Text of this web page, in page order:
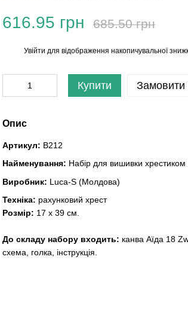
616.95 грн 685.50 грн
Увійти для відображення накопичувальної
Купити
Опис
Артикул: B212
Найменування: Набір для вишивки
Виробник: Luca-S (Молдова)
Техніка: рахунковий хрест
Розмір: 17 х 39 см.
До складу набору входить: канва Аїда 18
схема, голка, інструкція.